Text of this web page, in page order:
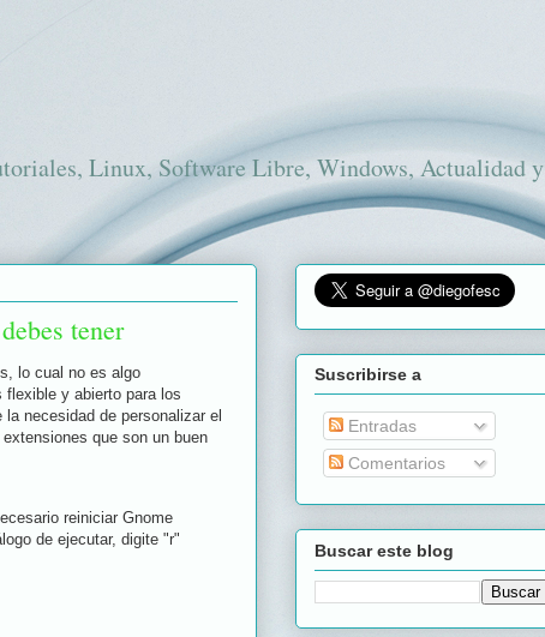
Linux, Software Libre, Windows, Actualidad y
tener
lo cual no es algo
y abierto para los
necesidad de personalizar el
que son un buen
reiniciar Gnome
de ejecutar, digite "r"
Suscribirse a
Entradas
Comentarios
Buscar este blog